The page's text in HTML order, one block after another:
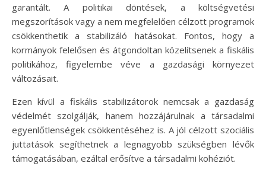
garantált. A politikai döntések, a költségvetési
megszorítások vagy a nem megfelelően célzott programok
csökkenthetik a stabilizáló hatásokat. Fontos, hogy a
kormányok felelősen és átgondoltan közelítsenek a fiskális
politikához, figyelembe véve a gazdasági környezet
változásait.
Ezen kívül a fiskális stabilizátorok nemcsak a gazdaság
védelmét szolgálják, hanem hozzájárulnak a társadalmi
egyenlőtlenségek csökkentéséhez is. A jól célzott szociális
juttatások segíthetnek a legnagyobb szükségben lévők
támogatásában, ezáltal erősítve a társadalmi kohéziót.